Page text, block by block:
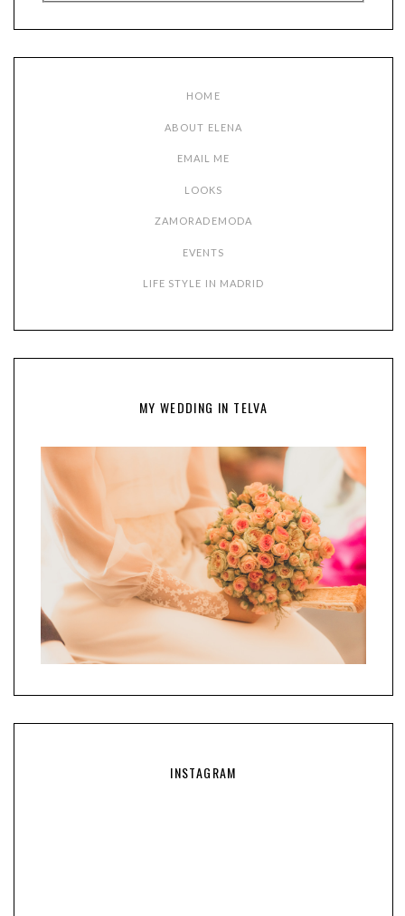
HOME
ABOUT ELENA
EMAIL ME
LOOKS
ZAMORADEMODA
EVENTS
LIFE STYLE IN MADRID
MY WEDDING IN TELVA
INSTAGRAM